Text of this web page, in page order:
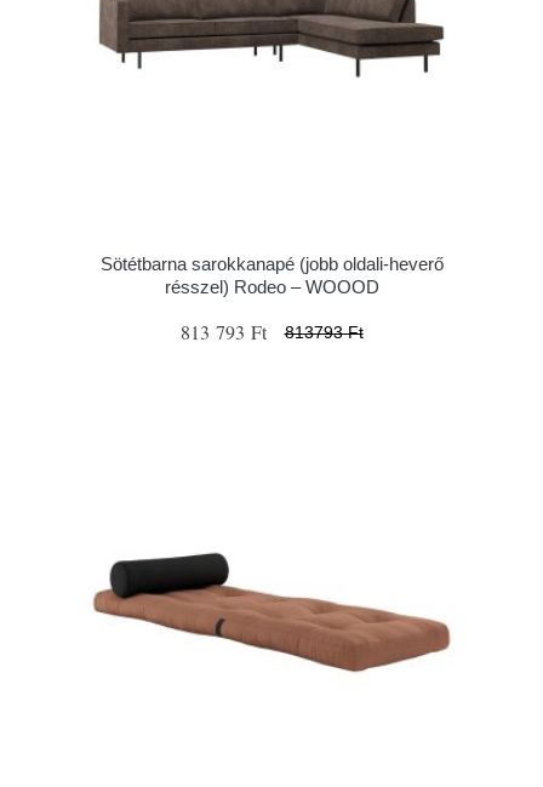
Sötétbarna sarokkanapé (jobb oldali-heverő
résszel) Rodeo – WOOOD
813 793 Ft 813793 Ft